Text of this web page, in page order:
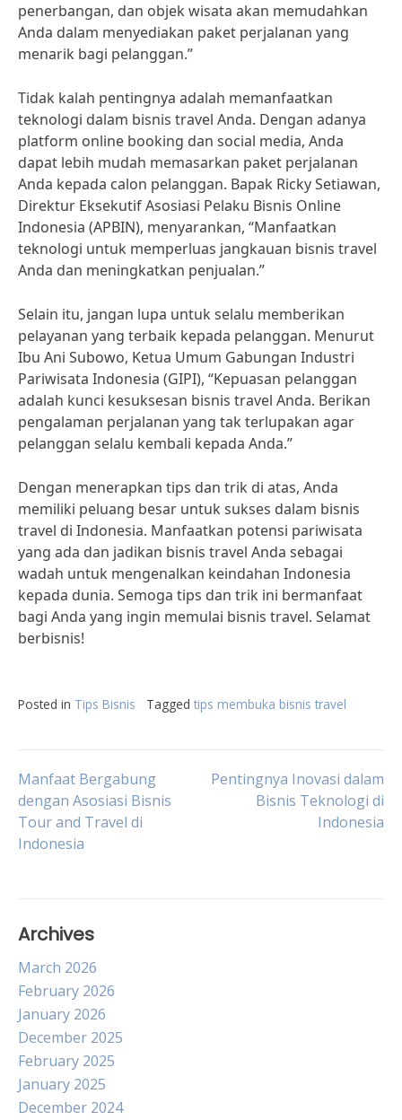
penerbangan, dan objek wisata akan memudahkan
Anda dalam menyediakan paket perjalanan yang
menarik bagi pelanggan.”
Tidak kalah pentingnya adalah memanfaatkan
teknologi dalam bisnis travel Anda. Dengan adanya
platform online booking dan social media, Anda
dapat lebih mudah memasarkan paket perjalanan
Anda kepada calon pelanggan. Bapak Ricky Setiawan,
Direktur Eksekutif Asosiasi Pelaku Bisnis Online
Indonesia (APBIN), menyarankan, “Manfaatkan
teknologi untuk memperluas jangkauan bisnis travel
Anda dan meningkatkan penjualan.”
Selain itu, jangan lupa untuk selalu memberikan
pelayanan yang terbaik kepada pelanggan. Menurut
Ibu Ani Subowo, Ketua Umum Gabungan Industri
Pariwisata Indonesia (GIPI), “Kepuasan pelanggan
adalah kunci kesuksesan bisnis travel Anda. Berikan
pengalaman perjalanan yang tak terlupakan agar
pelanggan selalu kembali kepada Anda.”
Dengan menerapkan tips dan trik di atas, Anda
memiliki peluang besar untuk sukses dalam bisnis
travel di Indonesia. Manfaatkan potensi pariwisata
yang ada dan jadikan bisnis travel Anda sebagai
wadah untuk mengenalkan keindahan Indonesia
kepada dunia. Semoga tips dan trik ini bermanfaat
bagi Anda yang ingin memulai bisnis travel. Selamat
berbisnis!
Posted in Tips Bisnis Tagged tips membuka bisnis travel
Post
navigation
Manfaat Bergabung
dengan Asosiasi Bisnis
Tour and Travel di
Indonesia
Pentingnya Inovasi dalam
Bisnis Teknologi di
Indonesia
Archives
March 2026
February 2026
January 2026
December 2025
February 2025
January 2025
December 2024